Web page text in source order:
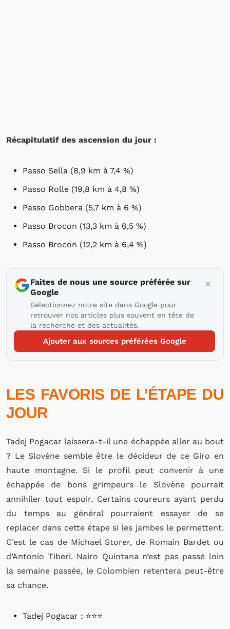
Récapitulatif des ascension du jour :
Passo Sella (8,9 km à 7,4 %)
Passo Rolle (19,8 km à 4,8 %)
Passo Gobbera (5,7 km à 6 %)
Passo Brocon (13,3 km à 6,5 %)
Passo Brocon (12,2 km à 6,4 %)
Faites de nous une source préférée sur
Google
Sélectionnez notre site dans Google pour
retrouver nos articles plus souvent en tête de
la recherche et des actualités.
Ajouter aux sources préférées Google
LES FAVORIS DE L’ÉTAPE DU
JOUR
Tadej Pogacar laissera-t-il une échappée aller au bout
? Le Slovène semble être le décideur de ce Giro en
haute montagne. Si le profil peut convenir à une
échappée de bons grimpeurs le Slovène pourrait
annihiler tout espoir. Certains coureurs ayant perdu
du temps au général pourraient essayer de se
replacer dans cette étape si les jambes le permettent.
C’est le cas de Michael Storer, de Romain Bardet ou
d’Antonio Tiberi. Nairo Quintana n’est pas passé loin
la semaine passée, le Colombien retentera peut-être
sa chance.
Tadej Pogacar : ⭐⭐⭐